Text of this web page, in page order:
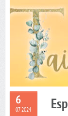
6
07 2024